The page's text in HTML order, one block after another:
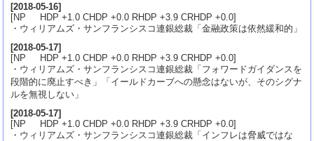
[2018-05-16]
[NP HDP +1.0 CHDP +0.0 RHDP +3.9 CRHDP +0.0]
・ウィリアムズ・サンフランシスコ連銀総裁「金融政策は依然緩和的」
[2018-05-17]
[NP HDP +1.0 CHDP +0.0 RHDP +3.9 CRHDP +0.0]
・ウィリアムズ・サンフランシスコ連銀総裁「フォワードガイダンスを
段階的に廃止すべき」「イールドカーブへの懸念はないが、そのシグナ
ルを無視しない」
[2018-05-17]
[NP HDP +1.0 CHDP +0.0 RHDP +3.9 CRHDP +0.0]
・ウィリアムズ・サンフランシスコ連銀総裁「インフレは脅威ではな